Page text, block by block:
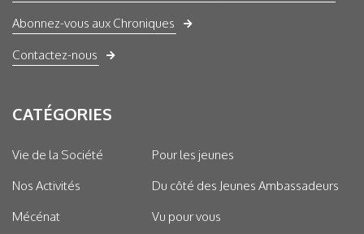
Abonnez-vous aux Chroniques
Contactez-nous
CATÉGORIES
Vie de la Société
Nos Activités
Mécénat
Pour les jeunes
Du côté des Jeunes Ambassadeurs
Vu pour vous